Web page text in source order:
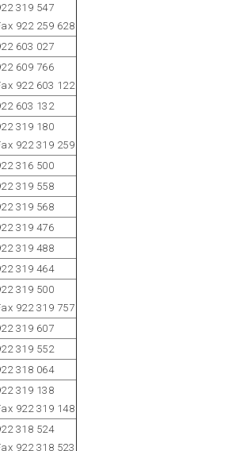
319 547
922 259 628
603 027
609 766
922 603 122
603 132
319 180
922 319 259
316 500
319 558
319 568
319 476
319 488
319 464
319 500
922 319 757
319 607
319 552
318 064
319 138
922 319 148
318 524
922 318 523